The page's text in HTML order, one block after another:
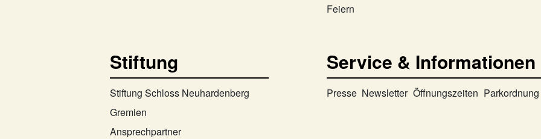
Feiern
Stiftung
Stiftung Schloss Neuhardenberg
Gremien
Ansprechpartner
Service & Informationen
Presse Newsletter Öffnungszeiten Parkordnung